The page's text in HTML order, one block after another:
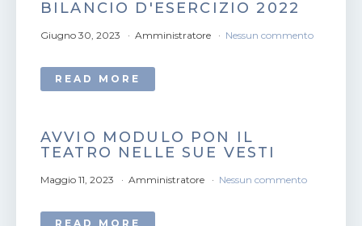
BILANCIO D'ESERCIZIO 2022
Giugno 30, 2023 Amministratore Nessun commento
READ MORE
AVVIO MODULO PON IL
TEATRO NELLE SUE VESTI
Maggio 11, 2023 Amministratore Nessun commento
READ MORE